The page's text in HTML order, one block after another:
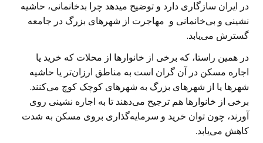
در ایران سازگاری دارد و توضیح میدهد چرا بدخانمانی، حاشیه
نشینی و بی‌خانمانی و مهاجرت از شهرهای بزرگ در جامعه
گسترش می‌یابد.
در همین راستا، که برخی از خانوارها از محلات که خرید یا
اجاره مسکن در آن گران است به مناطق ارزان‌تر یا حاشیه
شهرها یا از شهرهای بزرگ به شهرهای کوچک کوچ می‌کنند.
برخی از خانوارها هم ترجیح می‌دهند تا به اجاره نشینی روی
آورند، چون توان خرید و سرمایه‌گذاری بروی مسکن به شدت
کاهش می‌یابد.